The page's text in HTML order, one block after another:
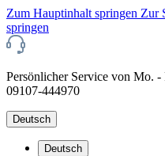
Zum Hauptinhalt springen Zur
springen
Persönlicher Service von Mo.
09107-444970
Deutsch
Deutsch